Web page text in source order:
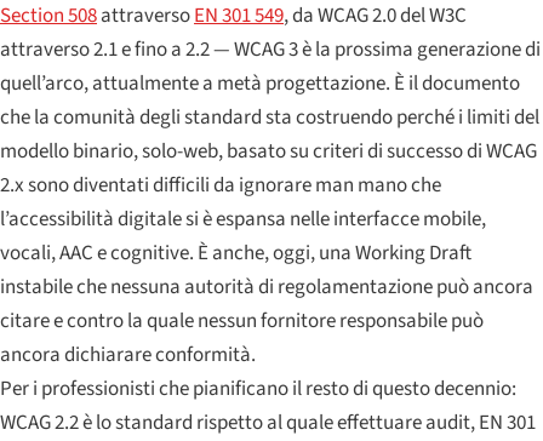
Section 508attraversoEN 301 549, da WCAG 2.0 del W3C
attraverso 2.1 e fino a 2.2 — WCAG 3 è la prossima generazione di
quell’arco, attualmente a metà progettazione. È il documento
che la comunità degli standard sta costruendo perché i limiti del
modello binario, solo-web, basato su criteri di successo di WCAG
2.x sono diventati difficili da ignorare man mano che
l’accessibilità digitale si è espansa nelle interfacce mobile,
vocali, AAC e cognitive. È anche, oggi, una Working Draft
instabile che nessuna autorità di regolamentazione può ancora
citare e contro la quale nessun fornitore responsabile può
ancora dichiarare conformità.
Per i professionisti che pianificano il resto di questo decennio:
WCAG 2.2 è lo standard rispetto al quale effettuare audit, EN 301